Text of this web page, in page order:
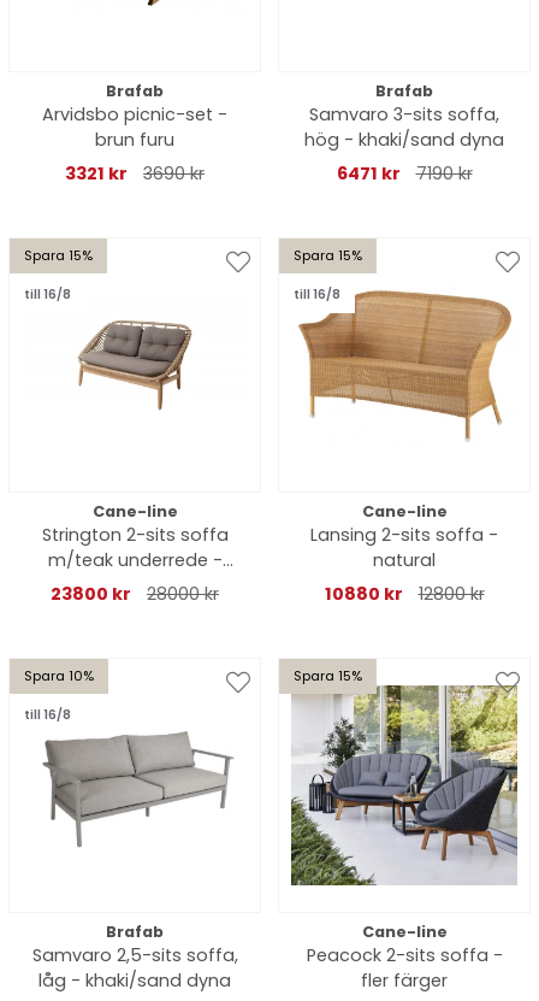
Brafab
Arvidsbo picnic-set -
brun furu
3321 kr
3690 kr
Brafab
Samvaro 3-sits soffa,
hög - khaki/sand dyna
6471 kr
7190 kr
Spara 15%
till 16/8
Cane-line
Strington 2-sits soffa
m/teak underrede -
natural
23800 kr 28000 kr
Spara 15%
till 16/8
Cane-line
Lansing 2-sits soffa -
natural
10880 kr
12800 kr
Spara 10%
till 16/8
Brafab
Samvaro 2,5-sits soffa,
låg - khaki/sand dyna
Spara 15%
Cane-line
Peacock 2-sits soffa -
fler färger